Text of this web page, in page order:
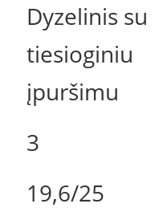
Dyzelinis su
tiesioginiu
įpuršimu
3
19,6/25